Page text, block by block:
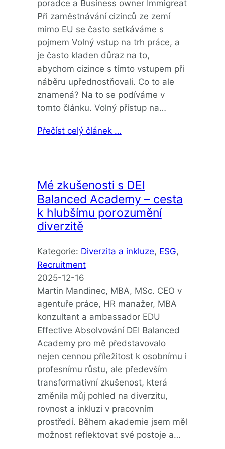
poradce a Business owner Immigreat
Při zaměstnávání cizinců ze zemí
mimo EU se často setkáváme s
pojmem Volný vstup na trh práce, a
je často kladen důraz na to,
abychom cizince s tímto vstupem při
náběru upřednostňovali. Co to ale
znamená? Na to se podíváme v
tomto článku. Volný přístup na…
Přečíst celý článek …
Mé zkušenosti s DEI
Balanced Academy – cesta
k hlubšímu porozumění
diverzitě
Kategorie: Diverzita a inkluze, ESG
Recruitment
2025-12-16
Martin Mandinec, MBA, MSc. CEO v
agentuře práce, HR manažer, MBA
konzultant a ambassador EDU
Effective Absolvování DEI Balanced
Academy pro mě představovalo
nejen cennou příležitost k osobnímu i
profesnímu růstu, ale především
transformativní zkušenost, která
změnila můj pohled na diverzitu,
rovnost a inkluzi v pracovním
prostředí. Během akademie jsem měl
možnost reflektovat své postoje a…